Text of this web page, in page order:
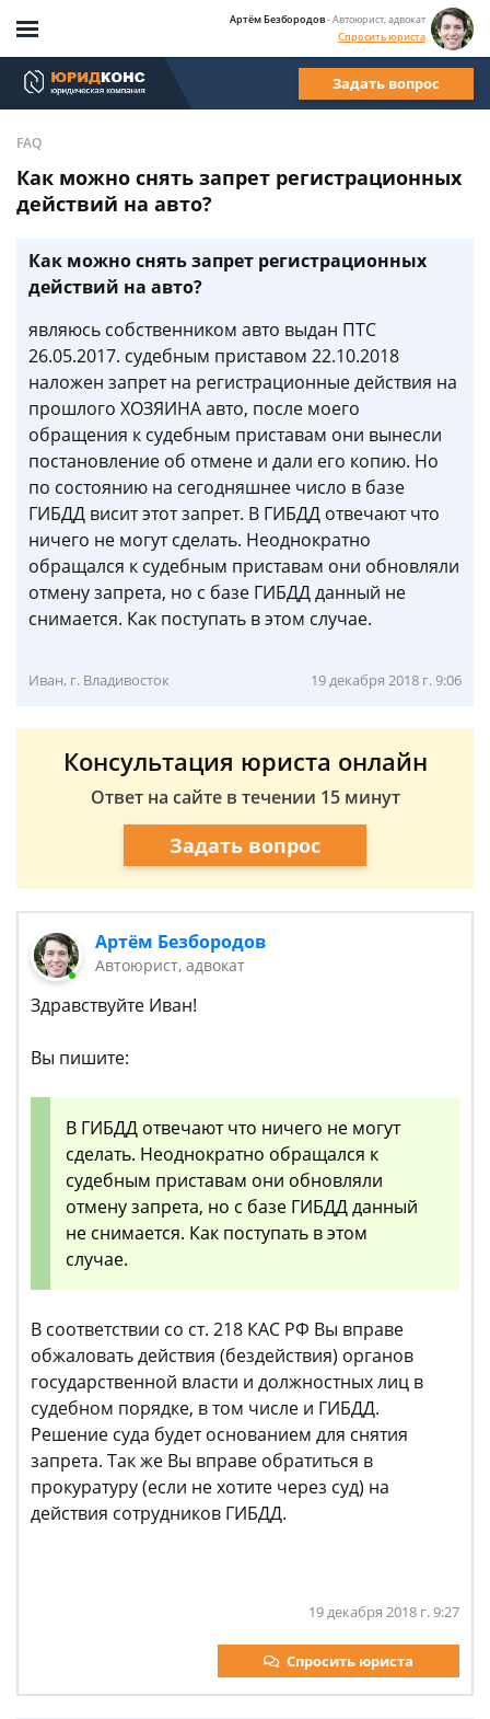
Артём Безбородов- Автоюрист, адвокат
Спросить юриста
Задать вопрос
FAQ
Как можно снять запрет регистрационных
действий на авто?
Как можно снять запрет регистрационных
действий на авто?
являюсь собственником авто выдан ПТС
26.05.2017. судебным приставом 22.10.2018
наложен запрет на регистрационные действия на
прошлого ХОЗЯИНА авто, после моего
обращения к судебным приставам они вынесли
постановление об отмене и дали его копию. Но
по состоянию на сегодняшнее число в базе
ГИБДД висит этот запрет. В ГИБДД отвечают что
ничего не могут сделать. Неоднократно
обращался к судебным приставам они обновляли
отмену запрета, но с базе ГИБДД данный не
снимается. Как поступать в этом случае.
Иван, г. Владивосток 19 декабря 2018 г. 9:06
Консультация юриста онлайн
Ответ на сайте в течении 15 минут
Задать вопрос
Артём Безбородов
Автоюрист, адвокат
Здравствуйте Иван!
Вы пишите:
В ГИБДД отвечают что ничего не могут
сделать. Неоднократно обращался к
судебным приставам они обновляли
отмену запрета, но с базе ГИБДД данный
не снимается. Как поступать в этом
случае.
В соответствии со ст. 218 КАС РФ Вы вправе
обжаловать действия (бездействия) органов
государственной власти и должностных лиц в
судебном порядке, в том числе и ГИБДД.
Решение суда будет основанием для снятия
запрета. Так же Вы вправе обратиться в
прокуратуру (если не хотите через суд) на
действия сотрудников ГИБДД.
19 декабря 2018 г. 9:27
Спросить юриста